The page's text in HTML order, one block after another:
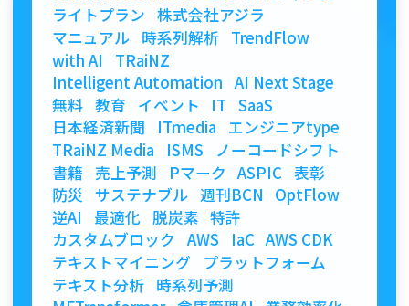
ライトプラン 株式会社アジラ
マニュアル 時系列解析 TrendFlow
with AI
TRaiNZ
Intelligent Automation AI Next Stage
無料 教育 イベント IT SaaS
日本経済新聞
ITmedia
エンジニアtype
TRaiNZ Media
ISMS
ノーコードシフト
書籍
売上予測 Pマーク ASPIC 表彰
防災 サステナブル 週刊BCN
OptFlow
逆AI
最適化 脱炭素 特許
カスタムブロック
AWS IaC AWS CDK
テキストマイニング
プラットフォーム
テキスト分析 時系列予測